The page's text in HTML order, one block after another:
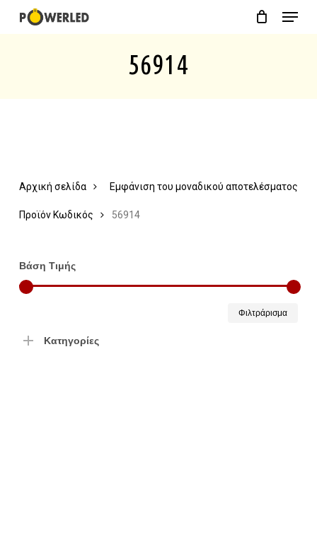
Menu
56914
Εμφάνιση του μοναδικού αποτελέσματος
Αρχική σελίδα
Προϊόν Κωδικός 56914
Βάση Τιμής
Φιλτράρισμα
Κατηγορίες